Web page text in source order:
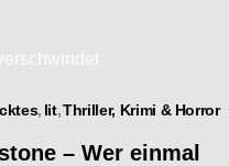
lit Thriller, Krimi & Horror
– Wer einmal